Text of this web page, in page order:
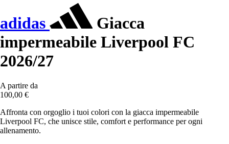
adidas
Giacca
impermeabile Liverpool FC
2026/27
A partire da
100,00 €
Affronta con orgoglio i tuoi colori con la giacca impermeabile
Liverpool FC, che unisce stile, comfort e performance per ogni
allenamento.